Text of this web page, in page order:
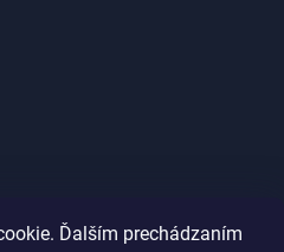
Ďalším prechádzaním